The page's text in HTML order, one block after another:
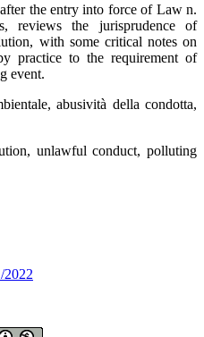
the entry into force of Law n.
reviews the jurisprudence of
with some critical notes on
practice to the requirement of
event.
,abusività della condotta,
unlawful conduct, polluting
2022